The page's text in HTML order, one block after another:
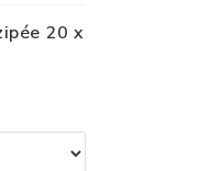
20 x